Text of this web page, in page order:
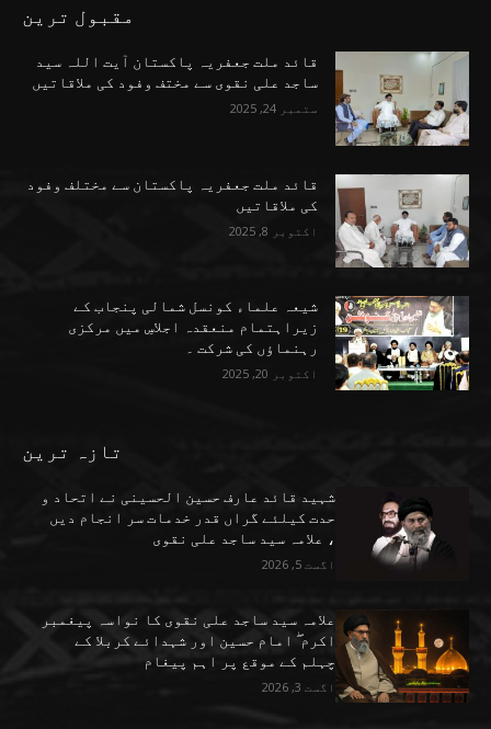
مقبول ترین
قائد ملت جعفریہ پاکستان آیت اللہ سید
ساجد علی نقوی سے مختف وفود کی ملاقاتیں
ستمبر 24, 2025
قائد ملت جعفریہ پاکستان سے مختلف وفود
کی ملاقاتیں
اکتوبر 8, 2025
شیعہ علماء کونسل شمالی پنجاب کے
زیراہتمام منعقدہ اجلاسِ میں مرکزی
رہنماؤں کی شرکت ۔
اکتوبر 20, 2025
تازہ ترین
شہید قائد عارف حسین الحسینی نے اتحاد و
حدت کیلئے گراں قدر خدمات سر انجام دیں
، علامہ سید ساجد علی نقوی
اگست 5, 2026
علامہ سید ساجد علی نقوی کا نواسہ پیغمبر
اکرم ۖ امام حسین اور شہدائے کربلا کے
چہلم کے موقع پر اہم پیغام
اگست 3, 2026